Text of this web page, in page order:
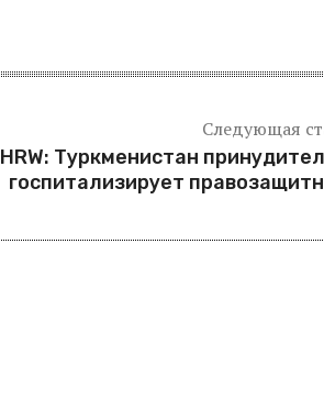
Следующая
HRW: Туркменистан
госпитализирует